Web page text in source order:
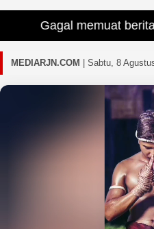
Gagal memuat berita
MEDIARJN.COM Sabtu, 8